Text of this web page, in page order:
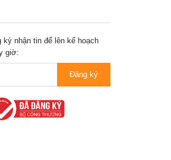
ký nhận tin để lên kế hoạch
giờ:
Đăng ký